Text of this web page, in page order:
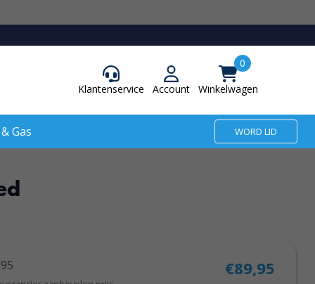
Klantenservice Account Winkelwagen
Gas WORD LID
€89,95